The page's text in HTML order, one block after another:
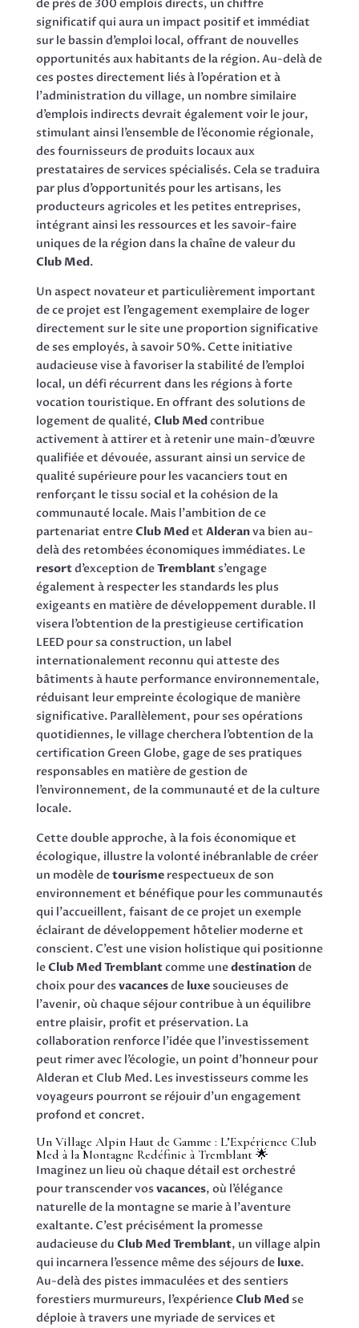
de près de 300 emplois directs, un chiffre
significatif qui aura un impact positif et immédiat
sur le bassin d’emploi local, offrant de nouvelles
opportunités aux habitants de la région. Au-delà de
ces postes directement liés à l’opération et à
l’administration du village, un nombre similaire
d’emplois indirects devrait également voir le jour,
stimulant ainsi l’ensemble de l’économie régionale,
des fournisseurs de produits locaux aux
prestataires de services spécialisés. Cela se traduira
par plus d’opportunités pour les artisans, les
producteurs agricoles et les petites entreprises,
intégrant ainsi les ressources et les savoir-faire
uniques de la région dans la chaîne de valeur du
Club Med.
Un aspect novateur et particulièrement important
de ce projet est l’engagement exemplaire de loger
directement sur le site une proportion significative
de ses employés, à savoir 50%. Cette initiative
audacieuse vise à favoriser la stabilité de l’emploi
local, un défi récurrent dans les régions à forte
vocation touristique. En offrant des solutions de
logement de qualité, Club Medcontribue
activement à attirer et à retenir une main-d’œuvre
qualifiée et dévouée, assurant ainsi un service de
qualité supérieure pour les vacanciers tout en
renforçant le tissu social et la cohésion de la
communauté locale. Mais l’ambition de ce
partenariat entreClub Medet Alderanva bien au-
delà des retombées économiques immédiates. Le
resortd’exception deTremblants’engage
également à respecter les standards les plus
exigeants en matière de développement durable. Il
visera l’obtention de la prestigieuse certification
LEED pour sa construction, un label
internationalement reconnu qui atteste des
bâtiments à haute performance environnementale,
réduisant leur empreinte écologique de manière
significative. Parallèlement, pour ses opérations
quotidiennes, le village cherchera l’obtention de la
certification Green Globe, gage de ses pratiques
responsables en matière de gestion de
l’environnement, de la communauté et de la culture
locale.
Cette double approche, à la fois économique et
écologique, illustre la volonté inébranlable de créer
un modèle detourismerespectueux de son
environnement et bénéfique pour les communautés
qui l’accueillent, faisant de ce projet un exemple
éclairant de développement hôtelier moderne et
conscient. C’est une vision holistique qui positionne
leClub Med Tremblantcomme unedestinationde
choix pour des vacancesde luxesoucieuses de
l’avenir, où chaque séjour contribue à un équilibre
entre plaisir, profit et préservation. La
collaboration renforce l’idée que l’investissement
peut rimer avec l’écologie, un point d’honneur pour
Alderan et Club Med. Les investisseurs comme les
voyageurs pourront se réjouir d’un engagement
profond et concret.
Un Village Alpin Haut de Gamme : L’Expérience Club
Med à la Montagne Redéfinie à Tremblant 🌟
Imaginez un lieu où chaque détail est orchestré
pour transcender vos vacances, où l’élégance
naturelle de la montagne se marie à l’aventure
exaltante. C’est précisément la promesse
audacieuse du Club Med Tremblant, un village alpin
qui incarnera l’essence même des séjours de luxe.
Au-delà des pistes immaculées et des sentiers
forestiers murmureurs, l’expérienceClub Medse
déploie à travers une myriade de services et